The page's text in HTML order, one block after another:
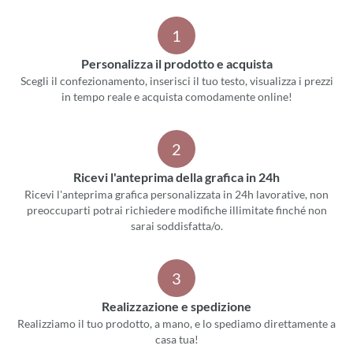
1
Personalizza il prodotto e acquista
Scegli il confezionamento, inserisci il tuo testo, visualizza i prezzi
in tempo reale e acquista comodamente online!
2
Ricevi l'anteprima della grafica in 24h
Ricevi l'anteprima grafica personalizzata in 24h lavorative, non
preoccuparti potrai richiedere modifiche illimitate finché non
sarai soddisfatta/o.
3
Realizzazione e spedizione
Realizziamo il tuo prodotto, a mano, e lo spediamo direttamente a
casa tua!